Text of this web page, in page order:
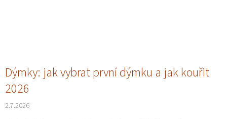
Dýmky: jak vybrat první dýmku a jak kouřit
2026
2.7.2026